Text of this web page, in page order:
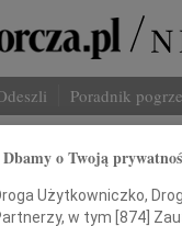
Poradnik
Dbamy o Twoją
Użytkowniczko,
w tym [ 874 ]